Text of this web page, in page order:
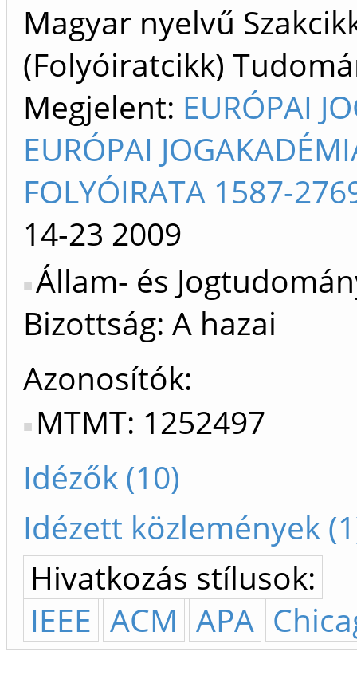
Magyar nyelvű
(Folyóiratcikk)
Megjelent: EURÓPAI
EURÓPAI
FOLYÓIRATA 1587-
14-23 2009
Állam- és
Bizottság: A hazai
Azonosítók
MTMT: 1252497
Idézők (10)
Idézett közlemények
Hivatkozás stílusok:
IEEE ACM APA